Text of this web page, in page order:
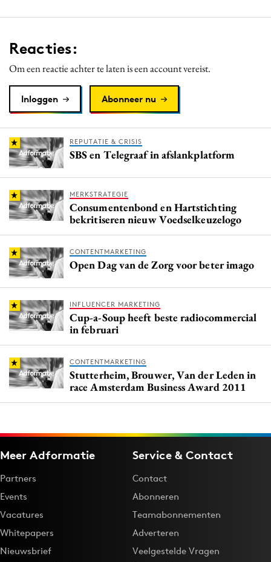
Reacties:
Om een reactie achter te laten is een account vereist.
Inloggen Abonneer nu
REPUTATIE & CRISIS
SBS en Telegraaf in afslankplatform
MERKSTRATEGIE
Consumentenbond en Hartstichting
bekritiseren nieuw Voedselkeuzelogo
CONTENTMARKETING
Open Dag van de Zorg voor beter imago
INFLUENCER MARKETING
Cup-a-Soup heeft beste radiocommercial
in februari
CONTENTMARKETING
Stutterheim, Brouwer, Van der Leden in
race Amsterdam Business Award 2011
Meer Adformatie
Partners
Events
Vacatures
Whitepapers
Nieuwsbrief
Service & Contact
Contact
Abonneren
Teamabonnementen
Adverteren
Veelgestelde Vragen